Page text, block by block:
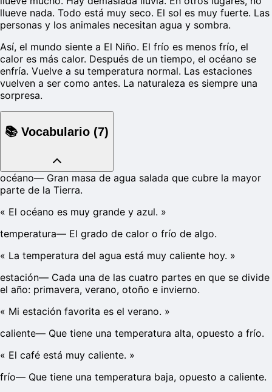
llueve nada. Todo está muy seco. El sol es muy fuerte. Las
personas y los animales necesitan agua y sombra.
Así, el mundo siente a El Niño. El frío es menos frío, el
calor es más calor. Después de un tiempo, el océano se
enfría. Vuelve a su temperatura normal. Las estaciones
vuelven a ser como antes. La naturaleza es siempre una
sorpresa.
📚 Vocabulario (7)
océano— Gran masa de agua salada que cubre la mayor
parte de la Tierra.
« El océano es muy grande y azul. »
temperatura— El grado de calor o frío de algo.
« La temperatura del agua está muy caliente hoy. »
estación— Cada una de las cuatro partes en que se divide
el año: primavera, verano, otoño e invierno.
« Mi estación favorita es el verano. »
caliente— Que tiene una temperatura alta, opuesto a frío.
« El café está muy caliente. »
frío— Que tiene una temperatura baja, opuesto a caliente.